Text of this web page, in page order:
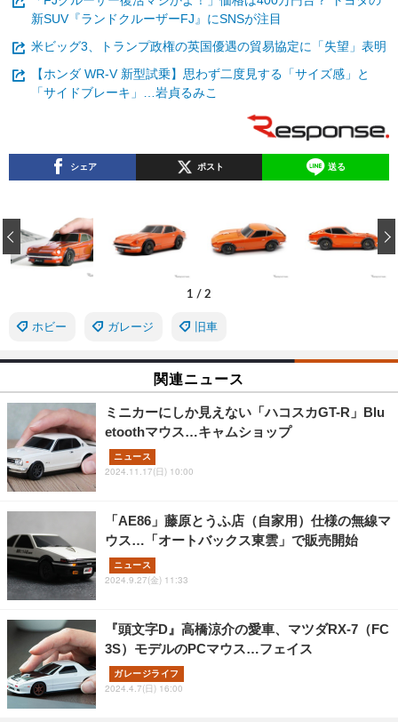
新SUV『ランドクルーザーFJ』にSNSが注目
米ビッグ3、トランプ政権の英国優遇の貿易協定に「失望」表明
【ホンダ WR-V 新型試乗】思わず二度見する「サイズ感」と
「サイドブレーキ」…岩貞るみこ
シェア ポスト 送る
1 / 2
‹
ホビー ガレージ 旧車
関連ニュース
ミニカーにしか見えない「ハコスカGT-R」Blu
etoothマウス…キャムショップ
ニュース
2024.11.17(日) 10:00
「AE86」藤原とうふ店（自家用）仕様の無線マ
ウス…「オートバックス東雲」で販売開始
ニュース
2024.9.27(金) 11:33
『頭文字D』高橋涼介の愛車、マツダRX-7（FC
3S）モデルのPCマウス…フェイス
ガレージライフ
2024.4.7(日) 16:00